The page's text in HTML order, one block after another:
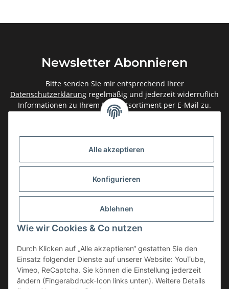
Alle akzeptieren
Konfigurieren
Ablehnen
Wie wir Cookies & Co nutzen
Durch Klicken auf „Alle akzeptieren“ gestatten Sie den
Einsatz folgender Dienste auf unserer Website: YouTube,
Vimeo, ReCaptcha. Sie können die Einstellung jederzeit
ändern (Fingerabdruck-Icon links unten). Weitere Details
Newsletter Abonnieren
Bitte senden Sie mir entsprechend Ihrer
Datenschutzerklärung regelmäßig und jederzeit widerruflich
Informationen zu Ihrem Produktsortiment per E-Mail zu.
Gesetzliche Informationen
Informationen
Service
Vertrag widerrufen
* Alle Preise inkl. gesetzlicher USt., zzgl.Versand